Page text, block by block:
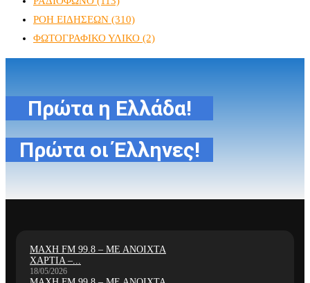
ΡΟΗ ΕΙΔΗΣΕΩΝ (310)
ΦΩΤΟΓΡΑΦΙΚΟ ΥΛΙΚΟ (2)
Πρώτα η Ελλάδα!
Πρώτα οι Έλληνες!
ΜΑΧΗ FM 99.8 – ΜΕ ΑΝΟΙΧΤΑ
ΧΑΡΤΙΑ –...
18/05/2026